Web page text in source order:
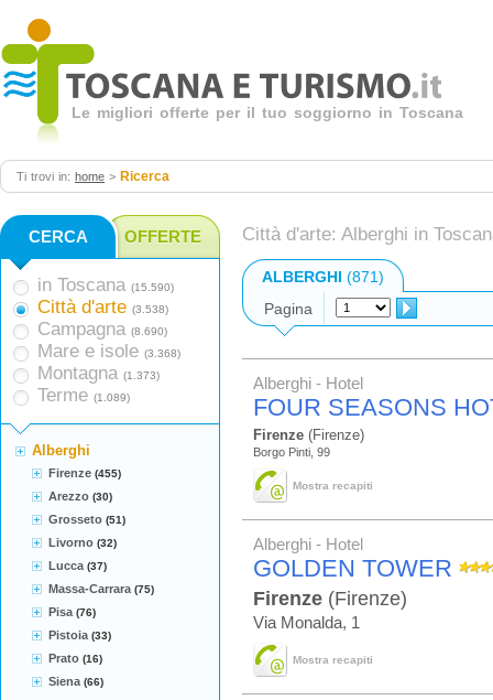
Le migliori offerte per il tuo soggiorno in Toscana
Ti trovi in: home > Ricerca
Città d'arte: Alberghi in
ALBERGHI (871)
Pagina
Alberghi - Hotel
FOUR SEASONS
Firenze (Firenze)
Borgo Pinti, 99
Mostra recapiti
Alberghi - Hotel
GOLDEN TOWER
Firenze (Firenze)
Via Monalda, 1
Mostra recapiti
CERCA OFFERTE
in Toscana (15.590)
Città d'arte (3.538)
Campagna (8.690)
Mare e isole (3.368)
Montagna (1.373)
Terme (1.089)
Alberghi
Firenze (455)
Arezzo (30)
Grosseto (51)
Livorno (32)
Lucca (37)
Massa-Carrara (75)
Pisa (76)
Pistoia (33)
Prato (16)
Siena (66)